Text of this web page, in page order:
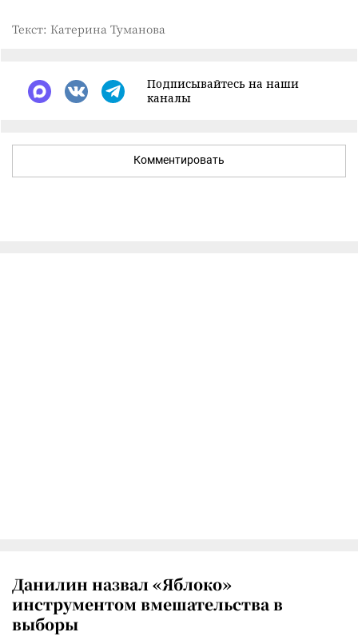
Текст: Катерина Туманова
Подписывайтесь на наши
каналы
Комментировать
Данилин назвал «Яблоко»
инструментом вмешательства в
выборы